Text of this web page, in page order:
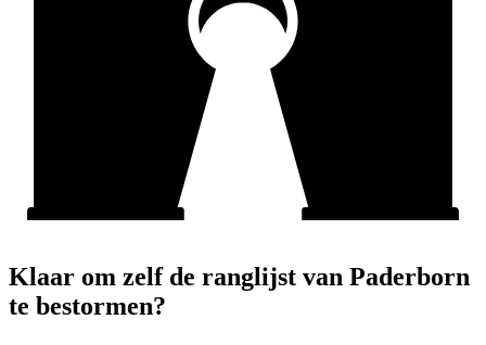
Klaar om zelf de ranglijst van Paderborn
te bestormen?